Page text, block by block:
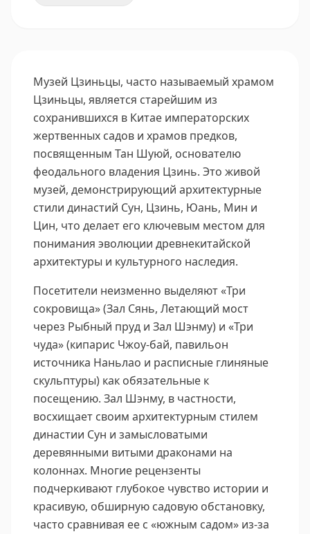
Музей Цзиньцы, часто называемый храмом
Цзиньцы, является старейшим из
сохранившихся в Китае императорских
жертвенных садов и храмов предков,
посвященным Тан Шуюй, основателю
феодального владения Цзинь. Это живой
музей, демонстрирующий архитектурные
стили династий Сун, Цзинь, Юань, Мин и
Цин, что делает его ключевым местом для
понимания эволюции древнекитайской
архитектуры и культурного наследия.
Посетители неизменно выделяют «Три
сокровища» (Зал Сянь, Летающий мост
через Рыбный пруд и Зал Шэнму) и «Три
чуда» (кипарис Чжоу-бай, павильон
источника Наньлао и расписные глиняные
скульптуры) как обязательные к
посещению. Зал Шэнму, в частности,
восхищает своим архитектурным стилем
династии Сун и замысловатыми
деревянными витыми драконами на
колоннах. Многие рецензенты
подчеркивают глубокое чувство истории и
красивую, обширную садовую обстановку,
часто сравнивая ее с «южным садом» из-за